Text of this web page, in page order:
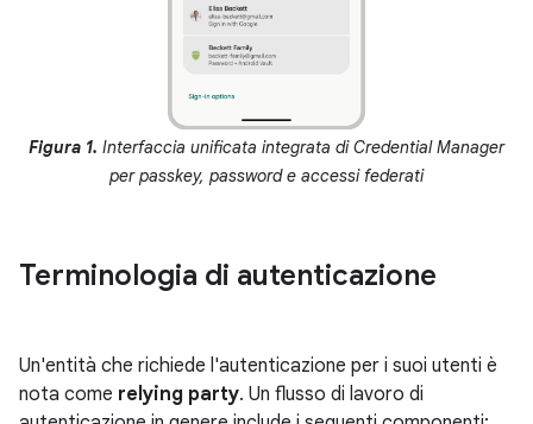
Figura 1. Interfaccia unificata integrata di Credential Manager
per passkey, password e accessi federati
Terminologia di autenticazione
Un'entità che richiede l'autenticazione per i suoi utenti è
nota come relying party. Un flusso di lavoro di